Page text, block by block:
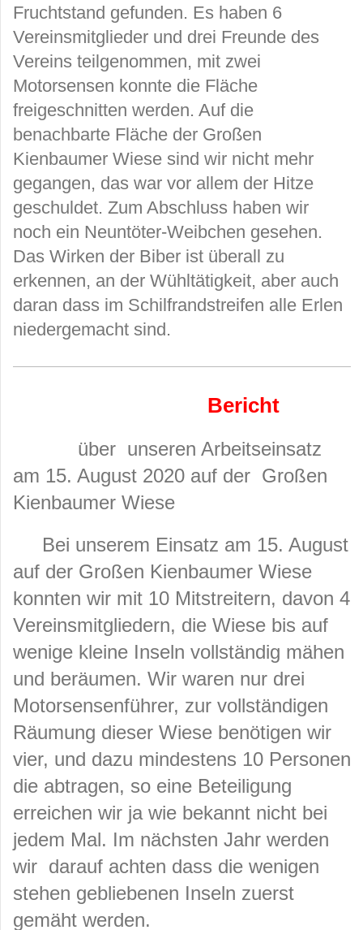
Fruchtstand gefunden. Es haben 6
Vereinsmitglieder und drei Freunde des
Vereins teilgenommen, mit zwei
Motorsensen konnte die Fläche
freigeschnitten werden. Auf die
benachbarte Fläche der Großen
Kienbaumer Wiese sind wir nicht mehr
gegangen, das war vor allem der Hitze
geschuldet. Zum Abschluss haben wir
noch ein Neuntöter-Weibchen gesehen.
Das Wirken der Biber ist überall zu
erkennen, an der Wühltätigkeit, aber auch
daran dass im Schilfrandstreifen alle Erlen
niedergemacht sind.
Bericht
über unseren Arbeitseinsatz
am 15. August 2020 auf der Großen
Kienbaumer Wiese
Bei unserem Einsatz am 15. August
auf der Großen Kienbaumer Wiese
konnten wir mit 10 Mitstreitern, davon 4
Vereinsmitgliedern, die Wiese bis auf
wenige kleine Inseln vollständig mähen
und beräumen. Wir waren nur drei
Motorsensenführer, zur vollständigen
Räumung dieser Wiese benötigen wir
vier, und dazu mindestens 10 Personen
die abtragen, so eine Beteiligung
erreichen wir ja wie bekannt nicht bei
jedem Mal. Im nächsten Jahr werden
wir darauf achten dass die wenigen
stehen gebliebenen Inseln zuerst
gemäht werden.